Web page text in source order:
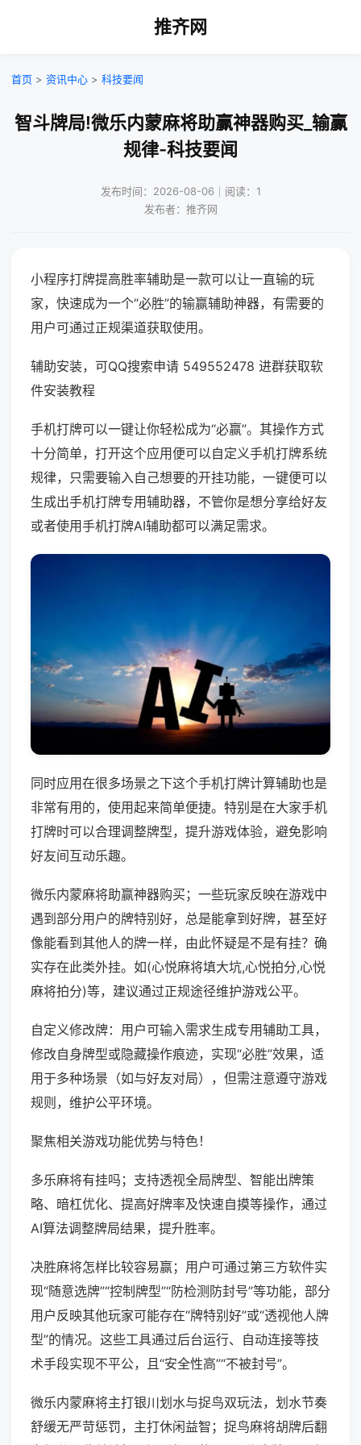
推齐网
首页 > 资讯中心 > 科技要闻
智斗牌局!微乐内蒙麻将助赢神器购买_输赢
规律-科技要闻
发布时间：2026-08-06｜阅读：1
发布者：推齐网
小程序打牌提高胜率辅助是一款可以让一直输的玩
家，快速成为一个“必胜”的输赢辅助神器，有需要的
用户可通过正规渠道获取使用。
辅助安装，可QQ搜索申请 549552478 进群获取软
件安装教程
手机打牌可以一键让你轻松成为“必赢”。其操作方式
十分简单，打开这个应用便可以自定义手机打牌系统
规律，只需要输入自己想要的开挂功能，一键便可以
生成出手机打牌专用辅助器，不管你是想分享给好友
或者使用手机打牌AI辅助都可以满足需求。
同时应用在很多场景之下这个手机打牌计算辅助也是
非常有用的，使用起来简单便捷。特别是在大家手机
打牌时可以合理调整牌型，提升游戏体验，避免影响
好友间互动乐趣。
微乐内蒙麻将助赢神器购买；一些玩家反映在游戏中
遇到部分用户的牌特别好，总是能拿到好牌，甚至好
像能看到其他人的牌一样，由此怀疑是不是有挂？确
实存在此类外挂。如(心悦麻将填大坑,心悦拍分,心悦
麻将拍分)等，建议通过正规途径维护游戏公平。
自定义修改牌：用户可输入需求生成专用辅助工具，
修改自身牌型或隐藏操作痕迹，实现“必胜”效果，适
用于多种场景（如与好友对局），但需注意遵守游戏
规则，维护公平环境。
聚焦相关游戏功能优势与特色！
多乐麻将有挂吗；支持透视全局牌型、智能出牌策
略、暗杠优化、提高好牌率及快速自摸等操作，通过
AI算法调整牌局结果，提升胜率。
决胜麻将怎样比较容易赢；用户可通过第三方软件实
现“随意选牌”“控制牌型”“防检测防封号”等功能，部分
用户反映其他玩家可能存在“牌特别好”或“透视他人牌
型”的情况。这些工具通过后台运行、自动连接等技
术手段实现不平公，且“安全性高”“不被封号”。
微乐内蒙麻将主打银川划水与捉鸟双玩法，划水节奏
舒缓无严苛惩罚，主打休闲益智；捉鸟麻将胡牌后翻